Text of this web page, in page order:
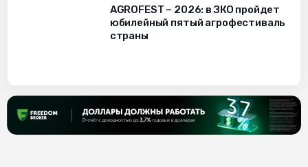
AGROFEST – 2026: в ЗКО пройдет
юбилейный пятый агрофестиваль
страны